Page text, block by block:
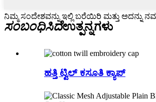
ನಿಮ್ಮ ಸಂದೇಶವನ್ನು ಇಲ್ಲಿ ಬರೆಯಿರಿ ಮತ್ತು ಅದನ್ನು
ಸಂಬಂಧಿಸಿದೆಉತ್ಪನ್ನಗಳು
ಹತ್ತಿ ಟ್ವಿಲ್ ಕಸೂತಿ ಕ್ಯಾಪ್